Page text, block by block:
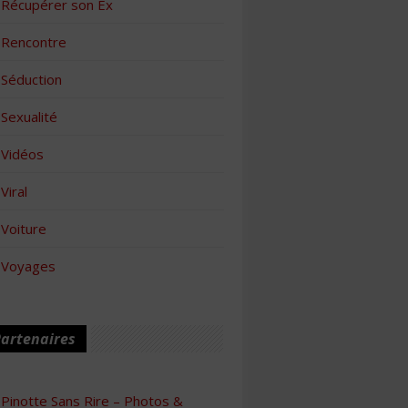
Récupérer son Ex
Rencontre
Séduction
Sexualité
Vidéos
Viral
Voiture
Voyages
Pinotte Sans Rire – Photos &